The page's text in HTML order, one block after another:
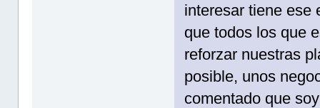
interesar tiene ese
que todos los que
reforzar nuestras
posible, unos
comentado que